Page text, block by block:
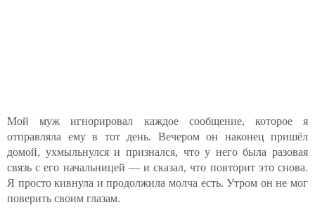
Мой муж игнорировал каждое сообщение, которое я
отправляла ему в тот день. Вечером он наконец пришёл
домой, ухмыльнулся и признался, что у него была разовая
связь с его начальницей — и сказал, что повторит это снова.
Я просто кивнула и продолжила молча есть. Утром он не мог
поверить своим глазам.